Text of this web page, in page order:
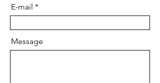
E-mail
Message